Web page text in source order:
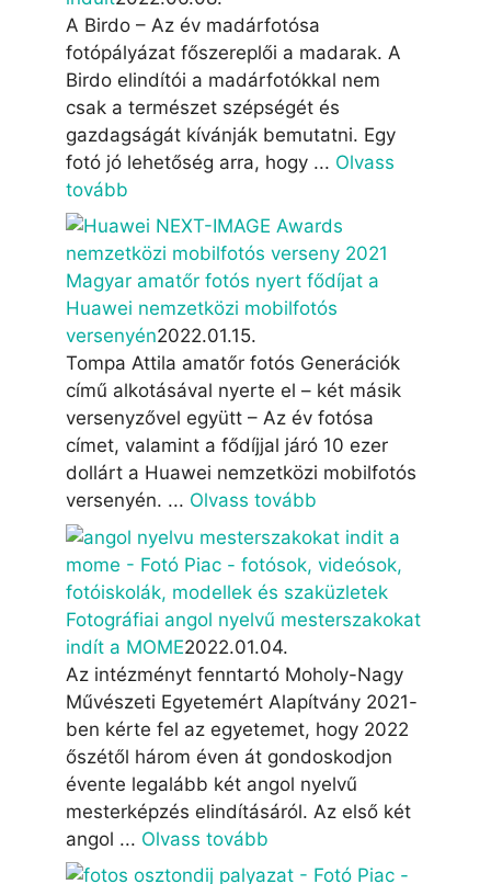
A Birdo – Az év madárfotósa
fotópályázat főszereplői a madarak. A
Birdo elindítói a madárfotókkal nem
csak a természet szépségét és
gazdagságát kívánják bemutatni. Egy
fotó jó lehetőség arra, hogy ... Olvass
tovább
Magyar amatőr fotós nyert fődíjat a
Huawei nemzetközi mobilfotós
versenyén2022.01.15.
Tompa Attila amatőr fotós Generációk
című alkotásával nyerte el – két másik
versenyzővel együtt – Az év fotósa
címet, valamint a fődíjjal járó 10 ezer
dollárt a Huawei nemzetközi mobilfotós
versenyén. ... Olvass tovább
Fotográfiai angol nyelvű mesterszakokat
indít a MOME2022.01.04.
Az intézményt fenntartó Moholy-Nagy
Művészeti Egyetemért Alapítvány 2021-
ben kérte fel az egyetemet, hogy 2022
őszétől három éven át gondoskodjon
évente legalább két angol nyelvű
mesterképzés elindításáról. Az első két
angol ... Olvass tovább